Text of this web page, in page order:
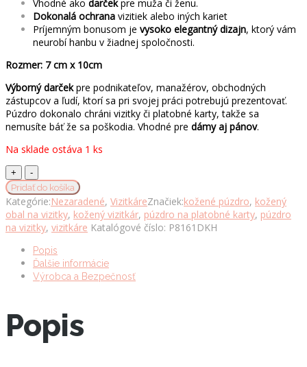
Vhodné ako darčekpre muža či ženu.
Dokonalá ochrana vizitiek alebo iných kariet
Príjemným bonusom je vysoko elegantný dizajn, ktorý vám
neurobí hanbu v žiadnej spoločnosti.
Rozmer: 7 cm x 10cm
Výborný darčekpre podnikateľov, manažérov, obchodných
zástupcov a ľudí, ktorí sa pri svojej práci potrebujú prezentovať.
Púzdro dokonalo chráni vizitky či platobné karty, takže sa
nemusíte báť že sa poškodia. Vhodné pre dámy aj pánov.
Na sklade ostáva 1 ks
Púzdro
z
kože
na
platobné
karty,
dezén
hadej
kože,
farba
množstvo
Pridať do košíka
Kategórie:Nezaradené, VizitkáreZnačiek:kožené púzdro, kožený
obal na vizitky, kožený vizitkár, púzdro na platobné karty, púzdro
na vizitky, vizitkáre Katalógové číslo: P8161DKH
Popis
Ďalšie informácie
Výrobca a Bezpečnosť
Popis